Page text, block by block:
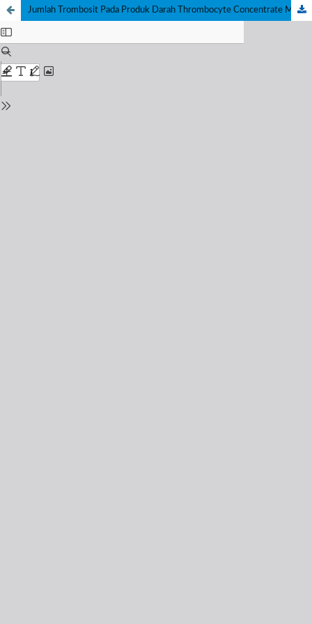
Jumlah Trombosit Pada Produk Darah Thrombocyte Concentrate Masa Simpan I, III Dan V Hari Di Unit Transfusi Darah (UTD) Palang Merah Indonesia (PMI) Kota Pekalongan